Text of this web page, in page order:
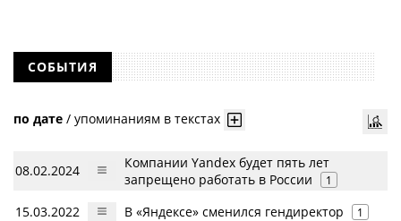
СОБЫТИЯ
по дате / упоминаниям в текстах
08.02.2024
Компании Yandex будет пять лет
запрещено работать в России
1
15.03.2022 В «Яндексе» сменился гендиректор 1